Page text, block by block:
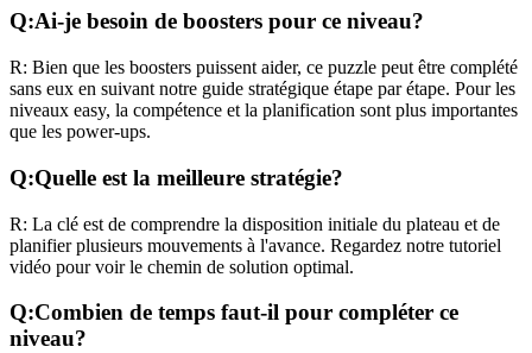
Q:Ai-je besoin de boosters pour ce niveau?
R: Bien que les boosters puissent aider, ce puzzle peut être complété
sans eux en suivant notre guide stratégique étape par étape. Pour les
niveaux easy, la compétence et la planification sont plus importantes
que les power-ups.
Q:Quelle est la meilleure stratégie?
R: La clé est de comprendre la disposition initiale du plateau et de
planifier plusieurs mouvements à l'avance. Regardez notre tutoriel
vidéo pour voir le chemin de solution optimal.
Q:Combien de temps faut-il pour compléter ce
niveau?